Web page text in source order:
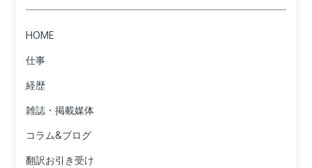
HOME
仕事
経歴
雑誌・掲載媒体
コラム&ブログ
翻訳お引き受け